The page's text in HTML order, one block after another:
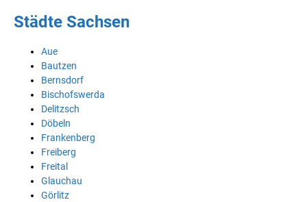
Städte Sachsen
Aue
Bautzen
Bernsdorf
Bischofswerda
Delitzsch
Döbeln
Frankenberg
Freiberg
Freital
Glauchau
Görlitz